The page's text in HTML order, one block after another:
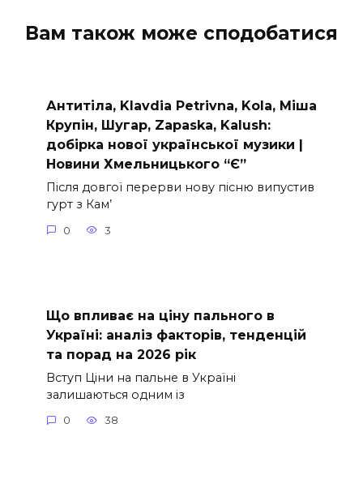
Вам також може сподобатися
Антитіла, Klavdia Petrivna, Kola, Міша
Крупін, Шугар, Zapaska, Kalush:
добірка нової української музики |
Новини Хмельницького “Є”
Після довгої перерви нову пісню випустив
гурт з Кам’
0 3
Що впливає на ціну пального в
Україні: аналіз факторів, тенденцій
та порад на 2026 рік
Вступ Ціни на пальне в Україні
залишаються одним із
0 38